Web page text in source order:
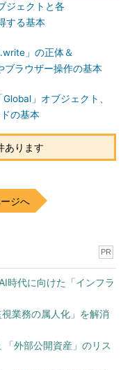
ジェクトと各
する基本
」の正体＆
ブラウザー操作の基本
」オブジェクト、
の基本
あります
ジへ
PR
時代に向けた「インフラ
業務の属人化」を解消
外部公開資産」のリス